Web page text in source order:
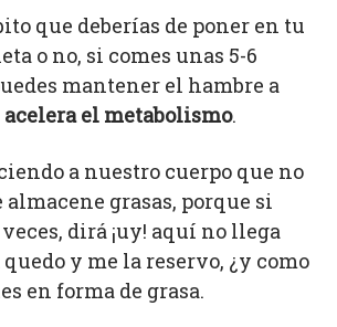
que deberías de poner en tu
o no, si comes unas 5-6
mantener el hambre a
acelera el metabolismo.
a nuestro cuerpo que no
grasas, porque si
dirá ¡uy! aquí no llega
y me la reservo, ¿y como
en forma de grasa.